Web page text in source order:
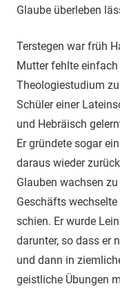
Glaube überleben
Terstegen war früh
Mutter fehlte einfach
Theologiestudium
Schüler einer
und Hebräisch
Er gründete sogar
daraus wieder
Glauben wachsen
Geschäfts
schien. Er wurde
darunter, so dass er
und dann in
geistliche Übungen